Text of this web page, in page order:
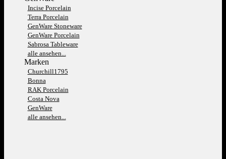
Incise Porcelain
Terra Porcelain
GenWare Stoneware
GenWare Porcelain
Sabrosa Tableware
alle ansehen...
Marken
Churchill1795
Bonna
RAK Porcelain
Costa Nova
GenWare
alle ansehen...